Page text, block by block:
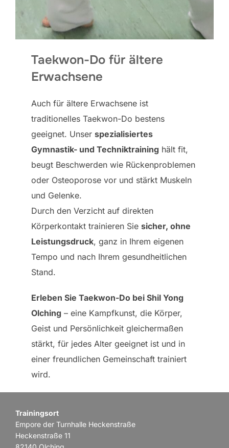
Taekwon-Do für ältere
Erwachsene
Auch für ältere Erwachsene ist
traditionelles Taekwon-Do bestens
geeignet. Unserspezialisiertes
Gymnastik- und Techniktraining hält fit,
beugt Beschwerden wie Rückenproblemen
oder Osteoporose vor und stärkt Muskeln
und Gelenke.
Durch den Verzicht auf direkten
Körperkontakt trainieren Siesicher, ohne
Leistungsdruck, ganz in Ihrem eigenen
Tempo und nach Ihrem gesundheitlichen
Stand.
Erleben Sie Taekwon-Do bei Shil Yong
Olching – eine Kampfkunst, die Körper,
Geist und Persönlichkeit gleichermaßen
stärkt, für jedes Alter geeignet ist und in
einer freundlichen Gemeinschaft trainiert
wird.
Trainingsort
Empore der Turnhalle Heckenstraße
Heckenstraße 11